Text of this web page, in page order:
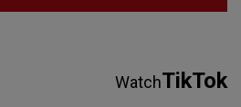
WatchTikTok